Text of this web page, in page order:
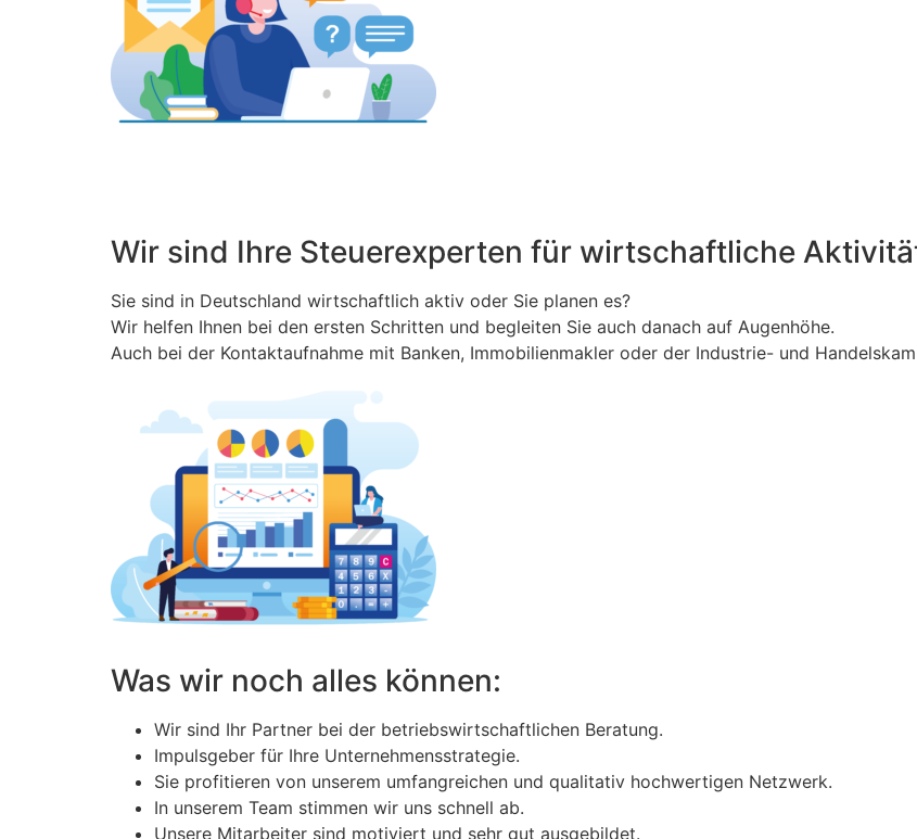
Wir sind Ihre Steuerexperten für wirtschaftliche
Sie sind in Deutschland wirtschaftlich aktiv oder Sie planen es?
Wir helfen Ihnen bei den ersten Schritten und begleiten Sie auch danach auf Augenhöhe.
Auch bei der Kontaktaufnahme mit Banken, Immobilienmakler oder der Industrie- und
Was wir noch alles können:
Wir sind Ihr Partner bei der betriebswirtschaftlichen Beratung.
Impulsgeber für Ihre Unternehmensstrategie.
Sie profitieren von unserem umfangreichen und qualitativ hochwertigen Netzwerk.
In unserem Team stimmen wir uns schnell ab.
Unsere Mitarbeiter sind motiviert und sehr gut ausgebildet.